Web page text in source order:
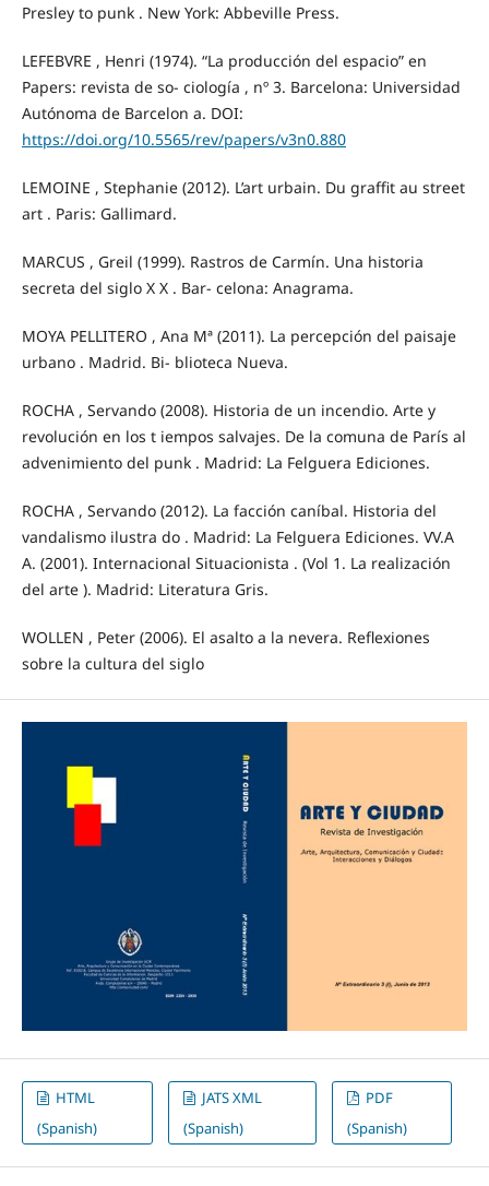
Presley to punk . New York: Abbeville Press.
LEFEBVRE , Henri (1974). “La producción del espacio” en
Papers: revista de so- ciología , nº 3. Barcelona: Universidad
Autónoma de Barcelon a. DOI:
https://doi.org/10.5565/rev/papers/v3n0.880
LEMOINE , Stephanie (2012). L’art urbain. Du graffit au street
art . Paris: Gallimard.
MARCUS , Greil (1999). Rastros de Carmín. Una historia
secreta del siglo X X . Bar- celona: Anagrama.
MOYA PELLITERO , Ana Mª (2011). La percepción del paisaje
urbano . Madrid. Bi- blioteca Nueva.
ROCHA , Servando (2008). Historia de un incendio. Arte y
revolución en los t iempos salvajes. De la comuna de París al
advenimiento del punk . Madrid: La Felguera Ediciones.
ROCHA , Servando (2012). La facción caníbal. Historia del
vandalismo ilustra do . Madrid: La Felguera Ediciones. VV.A
A. (2001). Internacional Situacionista . (Vol 1. La realización
del arte ). Madrid: Literatura Gris.
WOLLEN , Peter (2006). El asalto a la nevera. Reflexiones
sobre la cultura del siglo
HTML
(Spanish)
JATS XML
(Spanish)
PDF
(Spanish)